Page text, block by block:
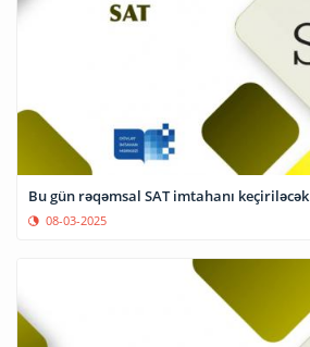
Bu gün rəqəmsal SAT imtahanı keçiriləcək
08-03-2025